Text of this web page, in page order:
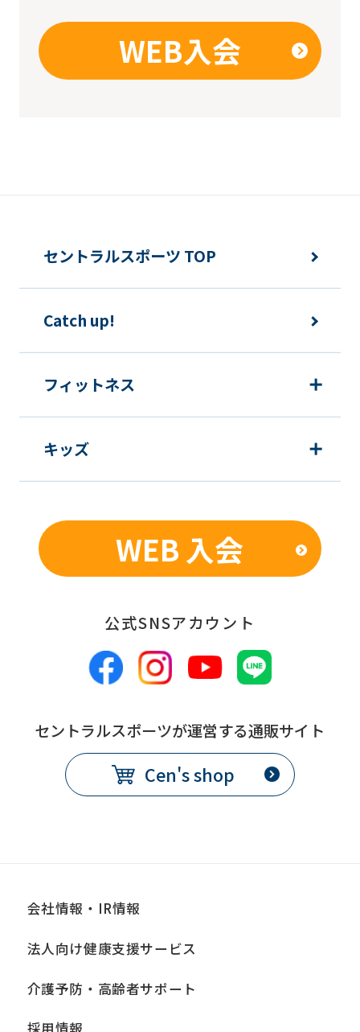
WEB入会
using
the
service.
セントラルスポーツ TOP
Catch up!
フィットネス
キッズ
WEB 入会
公式SNSアカウント
セントラルスポーツが運営する通販サイト
Cen's shop
会社情報・IR情報
法人向け健康支援サービス
介護予防・高齢者サポート